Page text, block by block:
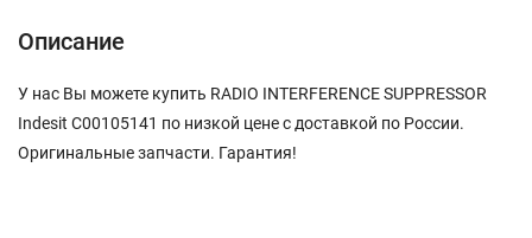
Описание
У нас Вы можете купить RADIO INTERFERENCE SUPPRESSOR
Indesit C00105141 по низкой цене с доставкой по России.
Оригинальные запчасти. Гарантия!